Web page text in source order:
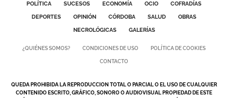
PROVINCIA
SALUD
NECROLÓGICAS
POLÍTICA SUCESOS ECONOMÍA OCIO
COFRADÍAS
DEPORTES
OPINIÓN CÓRDOBA SALUD
OBRAS
NECROLÓGICAS
GALERÍAS
¿QUIÉNES SOMOS? CONDICIONES DE USO POLÍTICA DE COOKIES
CONTACTO
QUEDA PROHIBIDA LA REPRODUCCION TOTAL O PARCIAL O EL USO DE CUALQUIER
CONTENIDO ESCRITO, GRÁFICO, SONORO O AUDIOVISUAL PROPIEDAD DE ESTE